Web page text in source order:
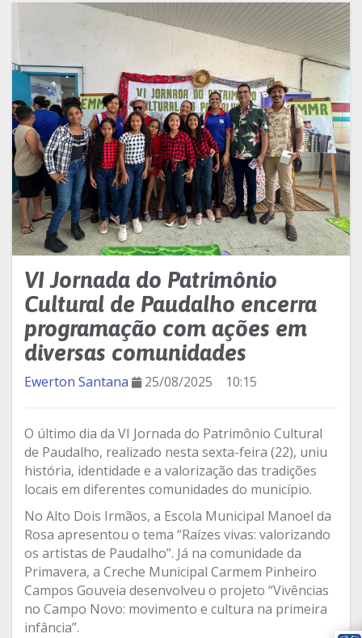
VI Jornada do Patrimônio
Cultural de Paudalho encerra
programação com ações em
diversas comunidades
Ewerton Santana 25/08/2025 10:15
O último dia da VI Jornada do Patrimônio Cultural
de Paudalho, realizado nesta sexta-feira (22), uniu
história, identidade e a valorização das tradições
locais em diferentes comunidades do município.
No Alto Dois Irmãos, a Escola Municipal Manoel da
Rosa apresentou o tema “Raízes vivas: valorizando
os artistas de Paudalho”. Já na comunidade da
Primavera, a Creche Municipal Carmem Pinheiro
Campos Gouveia desenvolveu o projeto “Vivências
no Campo Novo: movimento e cultura na primeira
infância”.